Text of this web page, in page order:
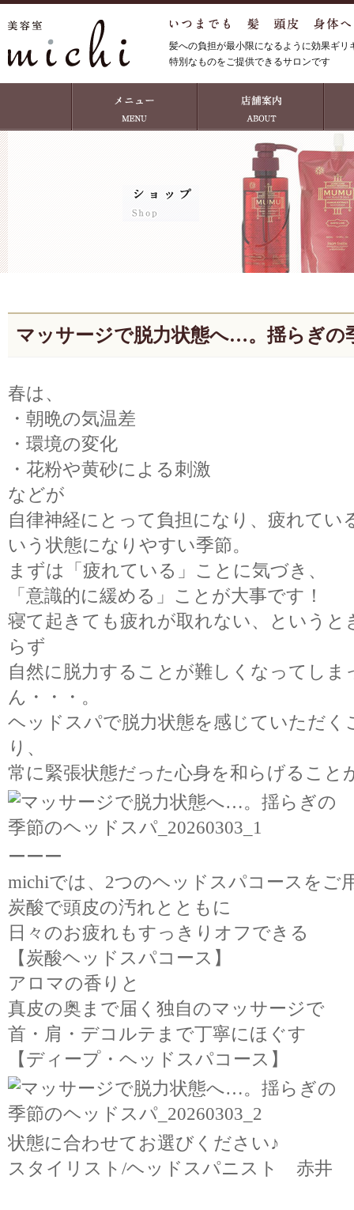
髪への負担が最小限になるように効果ギ
特別なものをご提供できるサロンです
マッサージで脱力状態へ…。揺らぎの
春は、
・朝晩の気温差
・環境の変化
・花粉や黄砂による刺激
などが
自律神経にとって負担になり、疲れてい
いう状態になりやすい季節。
まずは「疲れている」ことに気づき、
「意識的に緩める」ことが大事です！
寝て起きても疲れが取れない、というと
らず
自然に脱力することが難しくなってし
ん・・・。
ヘッドスパで脱力状態を感じていただく
り、
常に緊張状態だった心身を和らげること
ーーー
michiでは、2つのヘッドスパコースをご
炭酸で頭皮の汚れとともに
日々のお疲れもすっきりオフできる
【炭酸ヘッドスパコース】
アロマの香りと
真皮の奥まで届く独自のマッサージで
首・肩・デコルテまで丁寧にほぐす
【ディープ・ヘッドスパコース】
状態に合わせてお選びください♪
スタイリスト/ヘッドスパニスト 赤井